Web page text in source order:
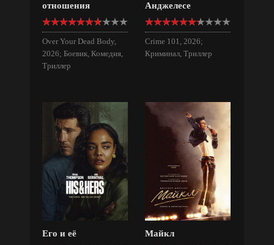
отношения
Over Your Dead Body,
2026; Боевик, Комедия,
Триллер
Анджелесе
Crime 101, 2026;
Криминал, Триллер
Его и её Майкл